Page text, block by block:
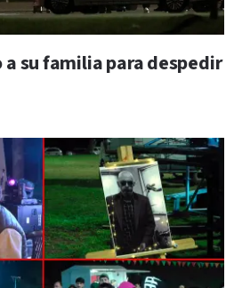
su familia para despedir